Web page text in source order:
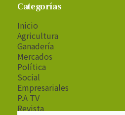
Categorías
Inicio
Agricultura
Ganadería
Mercados
Política
Social
Empresariales
P.A TV
Revista